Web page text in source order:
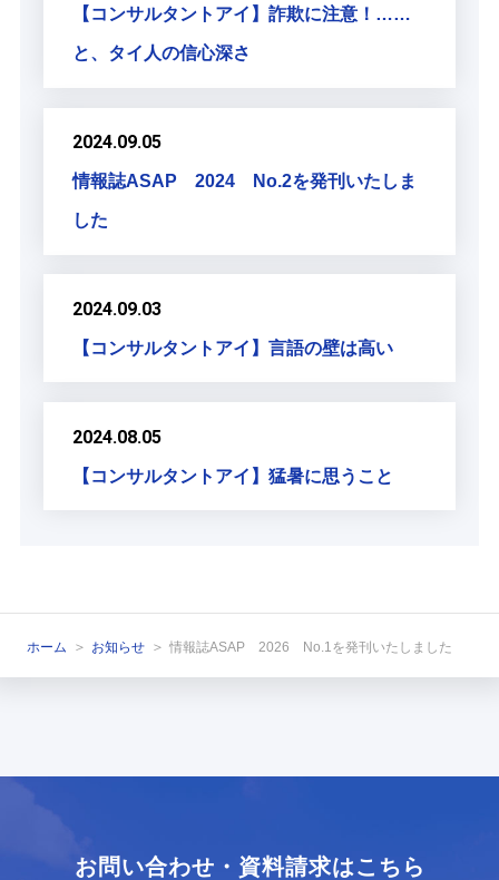
【コンサルタントアイ】詐欺に注意！……
と、タイ人の信心深さ
2024.09.05
情報誌ASAP 2024 No.2を発刊いたしま
した
2024.09.03
【コンサルタントアイ】言語の壁は高い
2024.08.05
【コンサルタントアイ】猛暑に思うこと
ホーム お知らせ 情報誌ASAP 2026 No.1を発刊いたしました
お問い合わせ・資料請求はこちら